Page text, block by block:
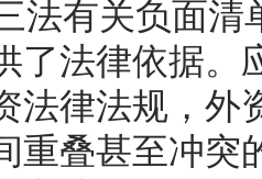
法有关负面
了法律依据。
法律法规，外
重叠甚至冲突